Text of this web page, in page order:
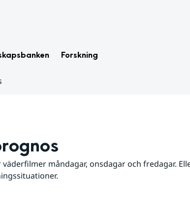
Forskning
måndagar, onsdagar och fredagar.